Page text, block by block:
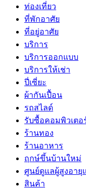
ท่องเที่ยว
ที่พักอาศัย
ที่อยู่อาศัย
บริการ
บริการออกแบบ
บริการให้เช่า
ปี่เซี่ยะ
ผ้ากันเปื้อน
รถสไลด์
รับซื้อคอมพิวเตอ
ร้านทอง
ร้านอาหาร
ฤกษ์ขึ้นบ้านใหม่
ศูนย์ดูแลผู้สูงอายุ
สินค้า